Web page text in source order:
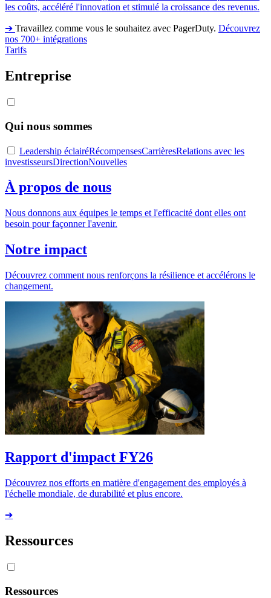
les coûts, accéléré l'innovation et stimulé la croissance des revenus.
➔ Travaillez comme vous le souhaitez avec PagerDuty. Découvrez
nos 700+ intégrations
Tarifs
Entreprise
Qui nous sommes
Leadership éclairéRécompensesCarrièresRelations avec les
investisseursDirectionNouvelles
À propos de nous
Nous donnons aux équipes le temps et l'efficacité dont elles ont
besoin pour façonner l'avenir.
Notre impact
Découvrez comment nous renforçons la résilience et accélérons le
changement.
Rapport d'impact FY26
Découvrez nos efforts en matière d'engagement des employés à
l'échelle mondiale, de durabilité et plus encore.
➔
Ressources
Ressources